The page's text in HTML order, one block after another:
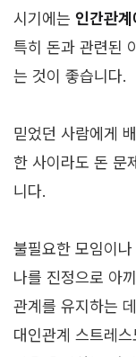
시기에는 인간관
특히 돈과 관련된
는 것이 좋습니다.
믿었던 사람에게
한 사이라도 돈 문
니다.
불필요한 모임이
나를 진정으로 아
관계를 유지하는
대인관계 스트레